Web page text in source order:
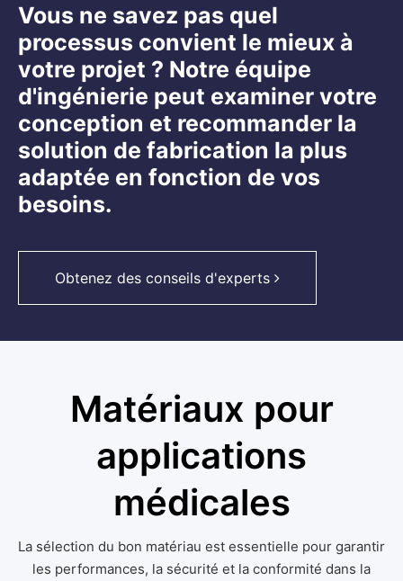
Vous ne savez pas quel
processus convient le mieux à
votre projet ? Notre équipe
d'ingénierie peut examiner votre
conception et recommander la
solution de fabrication la plus
adaptée en fonction de vos
besoins.
Obtenez des conseils d'experts
Matériaux pour
applications
médicales
La sélection du bon matériau est essentielle pour garantir
les performances, la sécurité et la conformité dans la